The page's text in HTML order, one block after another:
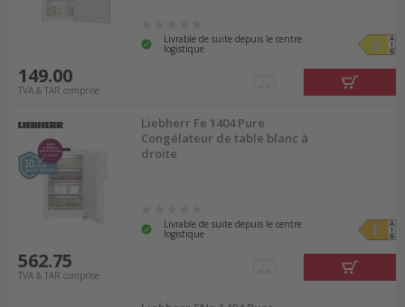
Livrable de suite depuis le centre
logistique
149.00
TVA & TAR comprise
Liebherr Fe 1404 Pure
Congélateur de table blanc à
droite
Livrable de suite depuis le centre
logistique
562.75
TVA & TAR comprise